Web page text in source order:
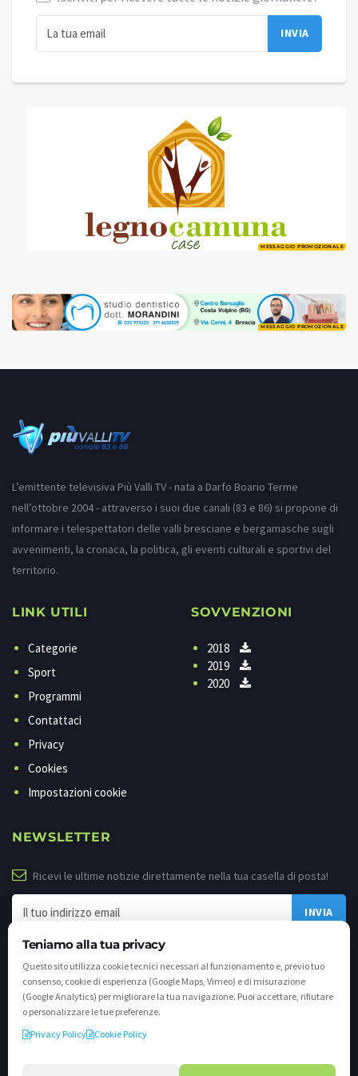
Teniamo alla tua privacy
Questo sito utilizza cookie tecnici necessari al funzionamento e, previo tuo
consenso, cookie di esperienza (Google Maps, Vimeo) e di misurazione
(Google Analytics) per migliorare la tua navigazione. Puoi accettare, rifiutare
o personalizzare le tue preferenze.
Privacy Policy
Cookie Policy
MESSAGGIO PROMOZIONALE
MESSAGGIO PROMOZIONALE
L’emittente televisiva Più Valli TV - nata a Darfo Boario Terme
nell’ottobre 2004 - attraverso i suoi due canali (83 e 86) si propone di
informare i telespettatori delle valli bresciane e bergamasche sugli
avvenimenti, la cronaca, la politica, gli eventi culturali e sportivi del
territorio.
LINK UTILI
Categorie
Sport
Programmi
Contattaci
Privacy
Cookies
Impostazioni cookie
SOVVENZIONI
2018
2019
2020
NEWSLETTER
Ricevi le ultime notizie direttamente nella tua casella di posta!
Darfo Boario Terme (Bs) P.IVA e C.F. 02539810982 - REA / CCIAA (Bs) n. 458309